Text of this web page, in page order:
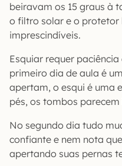
beiravam os 15 graus à
o filtro solar e o protetor
imprescindíveis.
Esquiar requer
primeiro dia de aula é
apertam, o esqui é uma
pés, os tombos
No segundo dia tudo
confiante e nem nota
apertando suas pernas